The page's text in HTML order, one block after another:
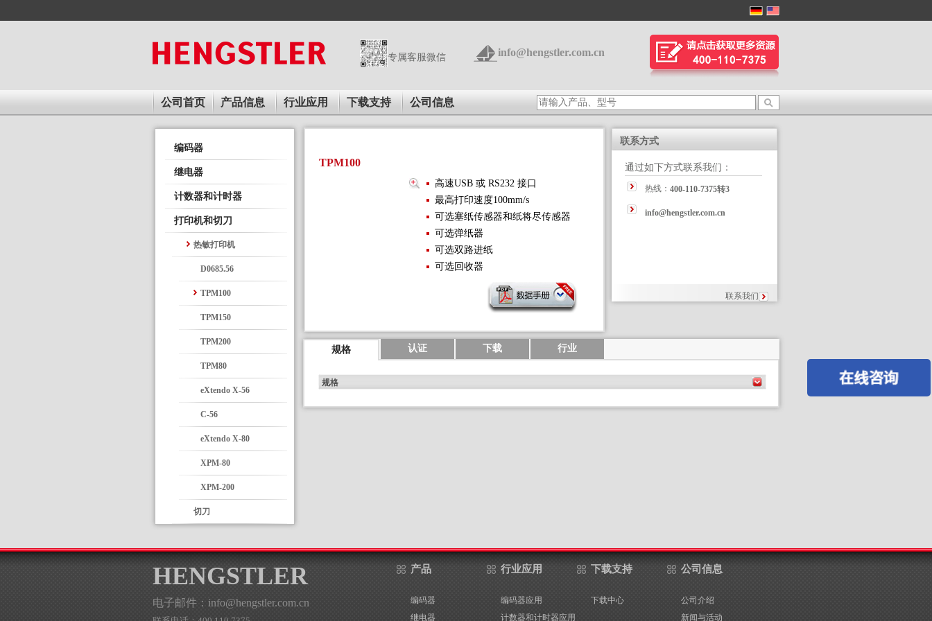
main
专属客服微信 info@hengstler.com.cn
公司首页 产品信息 行业应用 下载支持 公司信息
编码器
继电器
计数器和计时器
打印机和切刀
热敏打印机
D0685.56
TPM100
TPM150
TPM200
TPM80
eXtendo X-56
C-56
eXtendo X-80
XPM-80
XPM-200
切刀
TPM100
高速USB 或 RS232 接口
最高打印速度100mm/s
可选塞纸传感器和纸将尽传感器
可选弹纸器
可选双路进纸
可选回收器
联系方式
通过如下方式联系我们：
热线： 400-110-7375转3
info@hengstler.com.cn
联系我们
规格 认证 下载 行业
规格
HENGSTLER
电子邮件：info@hengstler.com.cn
产品
编码器
继电器
行业应用
编码器应用
计数器和计时器应用
下载支持
下载中心
公司信息
公司介绍
新闻与活动